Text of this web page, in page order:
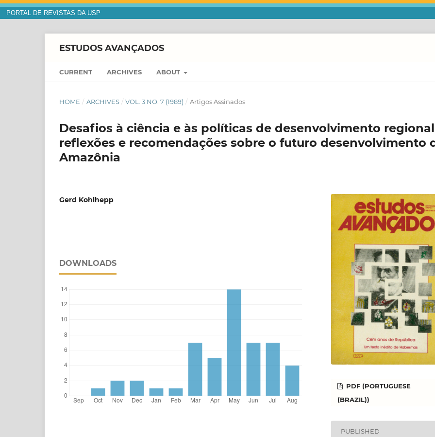
PORTAL DE REVISTAS DA USP
ESTUDOS AVANÇADOS
CURRENT ARCHIVES ABOUT
HOME / ARCHIVES / VOL. 3 NO. 7 (1989) / Artigos Assinados
Desafios à ciência e às políticas de desenvolvimento
reflexões e recomendações sobre o futuro desenvolvimento
Amazônia
Gerd Kohlhepp
DOWNLOADS
PDF (PORTUGUESE
(BRAZIL))
PUBLISHED